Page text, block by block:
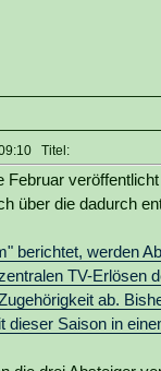
Titel:
Februar
über die dadurch
berichtet, werden
TV-Erlösen
ab.
dieser Saison in